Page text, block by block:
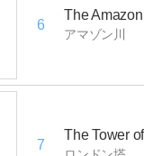
6
The
アマゾン川
7
The Tower